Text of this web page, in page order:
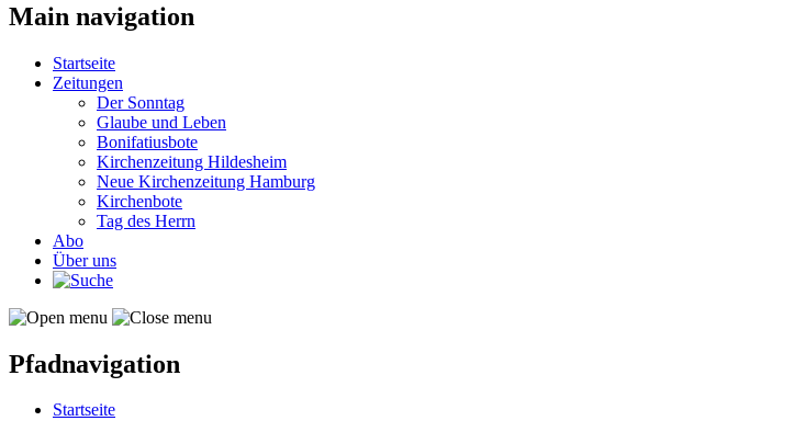
Main navigation
Startseite
Zeitungen
Der Sonntag
Glaube und Leben
Bonifatiusbote
Kirchenzeitung Hildesheim
Neue Kirchenzeitung Hamburg
Kirchenbote
Tag des Herrn
Abo
Über uns
Pfadnavigation
Startseite